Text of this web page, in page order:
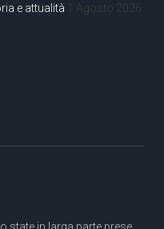
e attualità 1 Agosto 2026